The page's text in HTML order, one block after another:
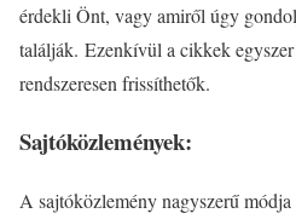
érdekli Önt, vagy amiről úgy
találják. Ezenkívül a cikkek
rendszeresen frissíthetők.
Sajtóközlemények:
A sajtóközlemény nagyszerű módja